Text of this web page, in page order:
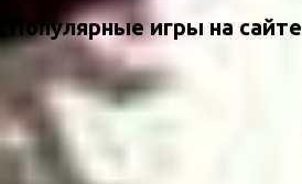
Популярные игры на сайте